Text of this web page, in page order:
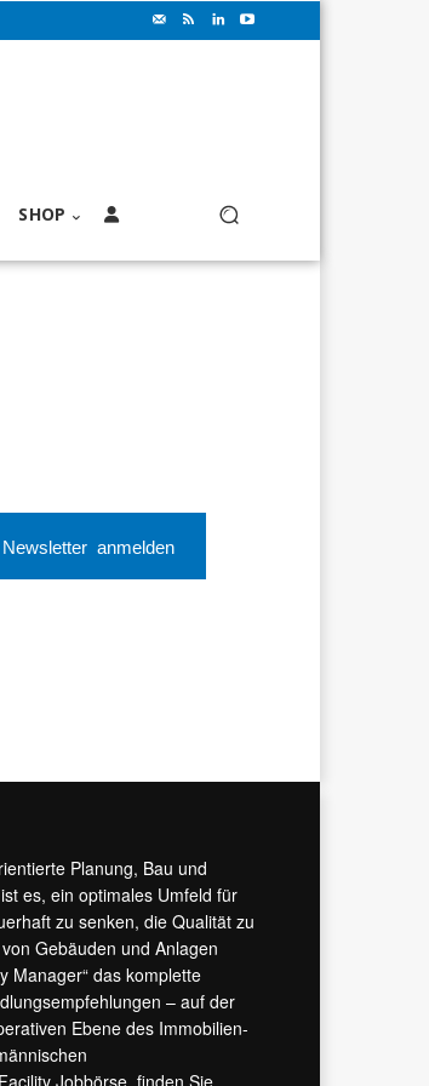
SHOP
anmelden
Planung, Bau und
es, ein optimales Umfeld für
zu senken, die Qualität zu
Gebäuden und Anlagen
Manager“ das komplette
– auf der
Ebene des Immobilien-